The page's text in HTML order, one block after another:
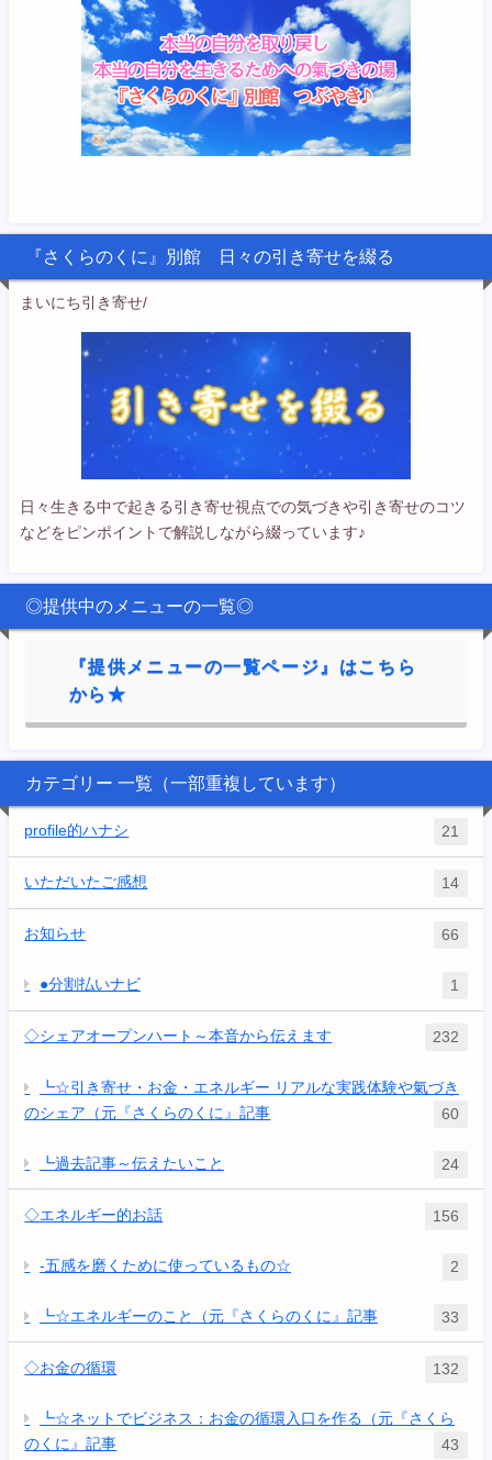
『さくらのくに』別館 日々の引き寄せを綴る
まいにち引き寄せ/
日々生きる中で起きる引き寄せ視点での気づきや引き寄せのコツ
などをピンポイントで解説しながら綴っています♪
◎提供中のメニューの一覧◎
『提供メニューの一覧ページ』はこちら
から★
カテゴリー 一覧（一部重複しています）
profile的ハナシ 21
いただいたご感想 14
お知らせ 66
●分割払いナビ 1
◇シェアオープンハート～本音から伝えます 232
┗☆引き寄せ・お金・エネルギー リアルな実践体験や氣づき
のシェア（元『さくらのくに』記事
60
┗過去記事～伝えたいこと 24
◇エネルギー的お話 156
-五感を磨くために使っているもの☆ 2
┗☆エネルギーのこと（元『さくらのくに』記事 33
◇お金の循環 132
┗☆ネットでビジネス：お金の循環入口を作る（元『さくら
のくに』記事
43